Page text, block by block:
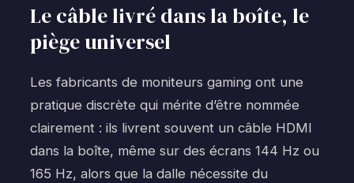
Le câble livré dans la boîte, le
piège universel
Les fabricants de moniteurs gaming ont une
pratique discrète qui mérite d’être nommée
clairement : ils livrent souvent un câble HDMI
dans la boîte, même sur des écrans 144 Hz ou
165 Hz, alors que la dalle nécessite du